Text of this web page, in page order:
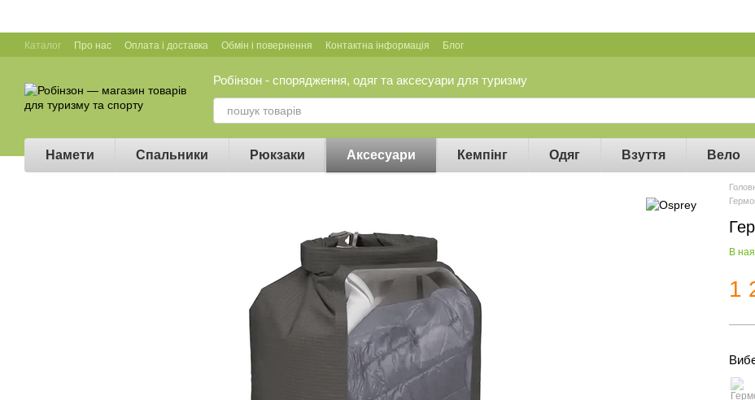
Каталог Про нас Оплата і доставка Обмін і повернення Контактна інформація Блог
Робінзон - спорядження, одяг та аксесуари для туризму
Намети Спальники Рюкзаки Аксесуари Кемпінг Одяг Взуття Вело
В
1